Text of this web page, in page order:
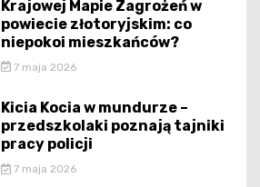
Krajowej Mapie Zagrożeń w
powiecie złotoryjskim: co
niepokoi mieszkańców?
7 maja 2026
Kicia Kocia w mundurze –
przedszkolaki poznają tajniki
pracy policji
7 maja 2026